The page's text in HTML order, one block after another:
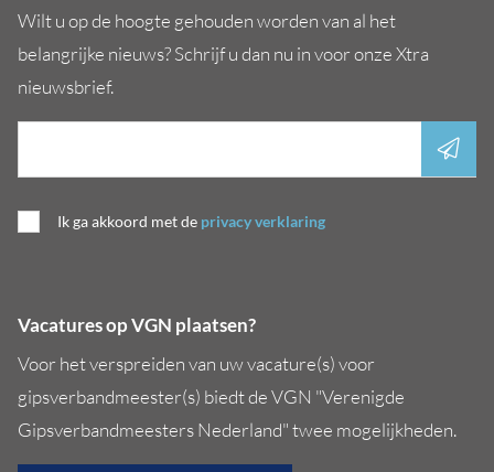
Wilt u op de hoogte gehouden worden van al het
belangrijke nieuws? Schrijf u dan nu in voor onze Xtra
nieuwsbrief.
Ik ga akkoord met de privacy verklaring
Vacatures op VGN plaatsen?
Voor het verspreiden van uw vacature(s) voor
gipsverbandmeester(s) biedt de VGN "Verenigde
Gipsverbandmeesters Nederland" twee mogelijkheden.